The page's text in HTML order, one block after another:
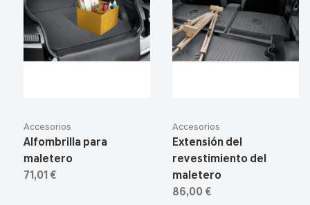
Accesorios
Alfombrilla para
maletero
71,01 €
Accesorios
Extensión del
revestimiento del
maletero
86,00 €